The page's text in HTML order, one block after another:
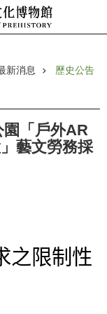
新消息 歷史公告
園「戶外AR
藝文勞務採
之限制性